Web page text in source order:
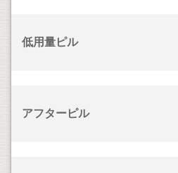
低用量ピル
アフターピル